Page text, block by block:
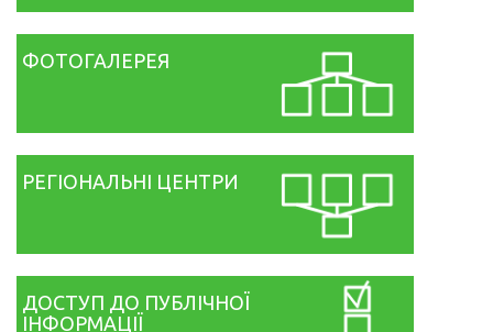
ФОТОГАЛЕРЕЯ
РЕГІОНАЛЬНІ ЦЕНТРИ
ДОСТУП ДО ПУБЛІЧНОЇ
ІНФОРМАЦІЇ